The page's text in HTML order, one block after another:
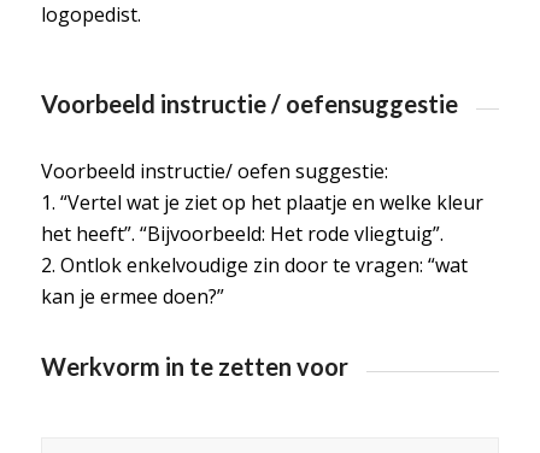
logopedist.
Voorbeeld instructie / oefensuggestie
Voorbeeld instructie/ oefen suggestie:
1. “Vertel wat je ziet op het plaatje en welke kleur
het heeft”. “Bijvoorbeeld: Het rode vliegtuig”.
2. Ontlok enkelvoudige zin door te vragen: “wat
kan je ermee doen?”
Werkvorm in te zetten voor